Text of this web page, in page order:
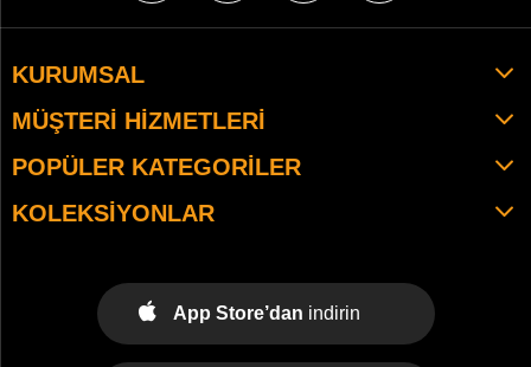
KURUMSAL
MÜŞTERI HIZMETLERI
POPÜLER KATEGORILER
KOLEKSIYONLAR
App Store’dan indirin